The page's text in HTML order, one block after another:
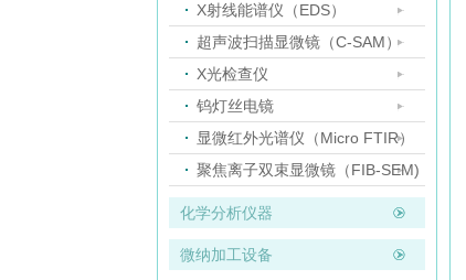
X射线能谱仪（EDS）
超声波扫描显微镜（C-SAM）
X光检查仪
钨灯丝电镜
显微红外光谱仪（Micro FTIR）
聚焦离子双束显微镜（FIB-SEM)
化学分析仪器
微纳加工设备